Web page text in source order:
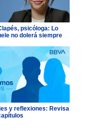
psicóloga: Lo
no dolerá siempre
y reflexiones: Revisa